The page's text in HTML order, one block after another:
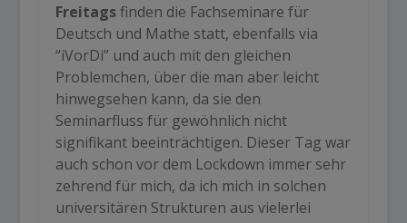
Freitagsfinden die Fachseminare für
Deutsch und Mathe statt, ebenfalls via
“iVorDi” und auch mit den gleichen
Problemchen, über die man aber leicht
hinwegsehen kann, da sie den
Seminarfluss für gewöhnlich nicht
signifikant beeinträchtigen. Dieser Tag war
auch schon vor dem Lockdown immer sehr
zehrend für mich, da ich mich in solchen
universitären Strukturen aus vielerlei